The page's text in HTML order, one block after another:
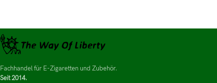
Fachhandel für E-Zigaretten und Zubehör.
Seit 2014.